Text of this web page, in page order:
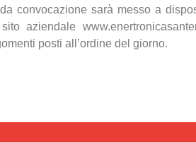
convocazione sarà messo a
aziendale
posti all’ordine del giorno.